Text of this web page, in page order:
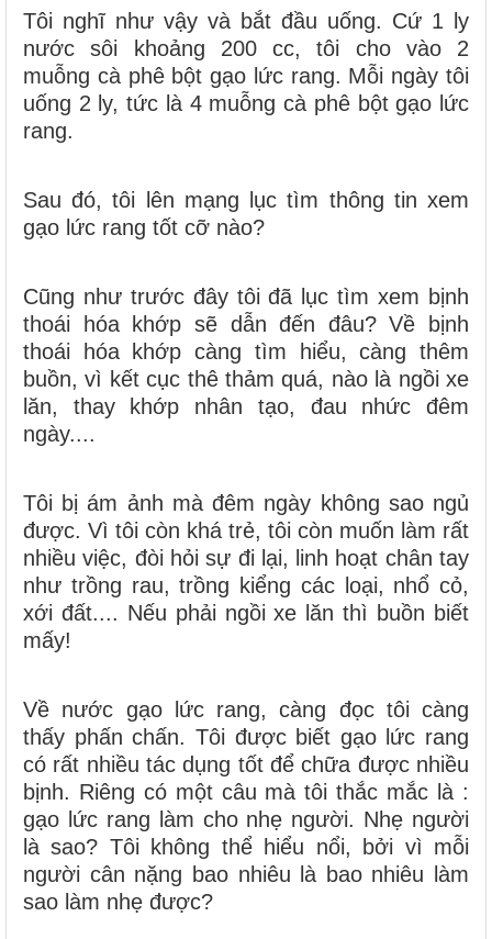
Tôi nghĩ như vậy và bắt đầu uống. Cứ 1 ly
nước sôi khoảng 200 cc, tôi cho vào 2
muỗng cà phê bột gạo lức rang. Mỗi ngày tôi
uống 2 ly, tức là 4 muỗng cà phê bột gạo lức
rang.
Sau đó, tôi lên mạng lục tìm thông tin xem
gạo lức rang tốt cỡ nào?
Cũng như trước đây tôi đã lục tìm xem bịnh
thoái hóa khớp sẽ dẫn đến đâu? Về bịnh
thoái hóa khớp càng tìm hiểu, càng thêm
buồn, vì kết cục thê thảm quá, nào là ngồi xe
lăn, thay khớp nhân tạo, đau nhức đêm
ngày....
Tôi bị ám ảnh mà đêm ngày không sao ngủ
được. Vì tôi còn khá trẻ, tôi còn muốn làm rất
nhiều việc, đòi hỏi sự đi lại, linh hoạt chân tay
như trồng rau, trồng kiểng các loại, nhổ cỏ,
xới đất.... Nếu phải ngồi xe lăn thì buồn biết
mấy!
Về nước gạo lức rang, càng đọc tôi càng
thấy phấn chấn. Tôi được biết gạo lức rang
có rất nhiều tác dụng tốt để chữa được nhiều
bịnh. Riêng có một câu mà tôi thắc mắc là :
gạo lức rang làm cho nhẹ người. Nhẹ người
là sao? Tôi không thể hiểu nổi, bởi vì mỗi
người cân nặng bao nhiêu là bao nhiêu làm
sao làm nhẹ được?